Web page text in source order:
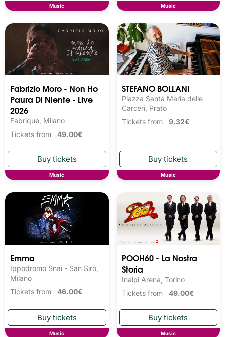
Music Music
Fabrizio Moro - Non Ho
Paura Di Niente - Live
2026
Fabrique, Milano
Tickets from 49.00€
Music
STEFANO BOLLANI
Piazza Santa Maria delle
Carceri, Prato
Tickets from 9.32€
Music
Emma
Ippodromo Snai - San Siro,
Milano
Tickets from 46.00€
Music
POOH60 - La Nostra
Storia
Inalpi Arena, Torino
Tickets from 49.00€
Music